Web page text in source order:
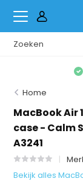
Home
MacBook Air
case - Calm
A3241
Bekijk alles